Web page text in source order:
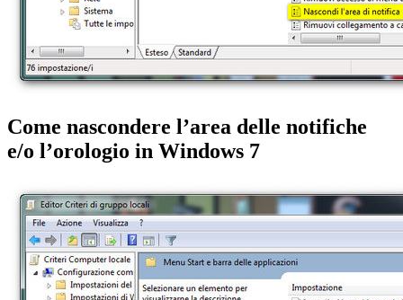
Come nascondere l’area delle notifiche
e/o l’orologio in Windows 7